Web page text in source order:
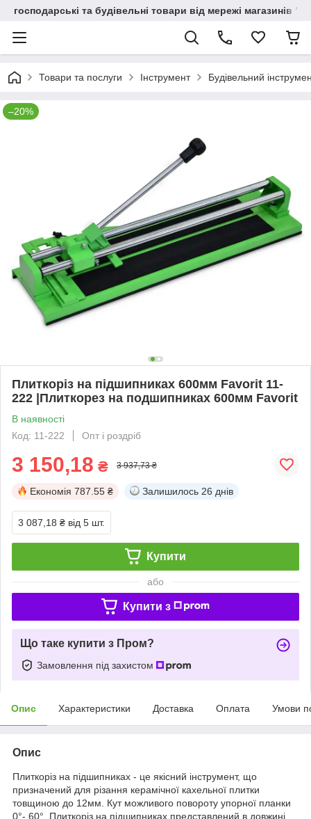
господарські та будівельні товари від мережі магазинів
Товари та послуги Інструмент Будівельний
–20%
Плиткоріз на підшипниках 600мм Favorit 11-
222 |Плиткорез на подшипниках 600мм Favorit
В наявності
Код: 11-222
Опт і роздріб
3 150,18 ₴ 3 937,73 ₴
Економія 787.55 ₴ Залишилось 26 днів
3 087,18 ₴ від 5 шт.
Купити
або
Купити з
Що таке купити з Пром?
Замовлення під захистом
Опис Характеристики Доставка Оплата Умови
Опис
Плиткоріз на підшипниках - це якісний інструмент, що
призначений для різання керамічної кахельної плитки
товщиною до 12мм. Кут можливого повороту упорної планки
0°- 60°. Плиткоріз на підшипниках представлений в довжині